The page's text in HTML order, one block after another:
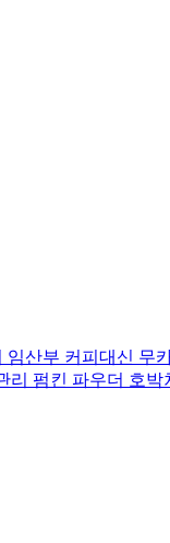
임산부 커피대신 무
리 펌킨 파우더 호